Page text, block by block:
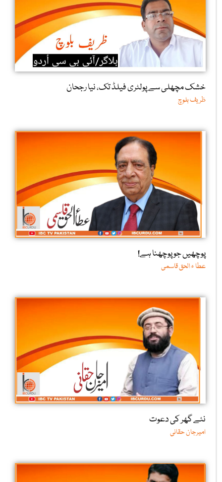
خشک مچھلی سے پولٹری فیلڈ تک، نیا رجحان
ظریف بلوچ
پوچھیں جو پوچھنا ہے!
عطا ء الحق قاسمی
نئے گھر کی دعوت
امیرجان حقانی